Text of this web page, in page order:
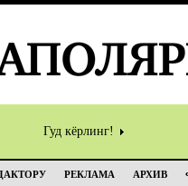
Гуд кёрлинг!
РЕКЛАМА АРХИВ